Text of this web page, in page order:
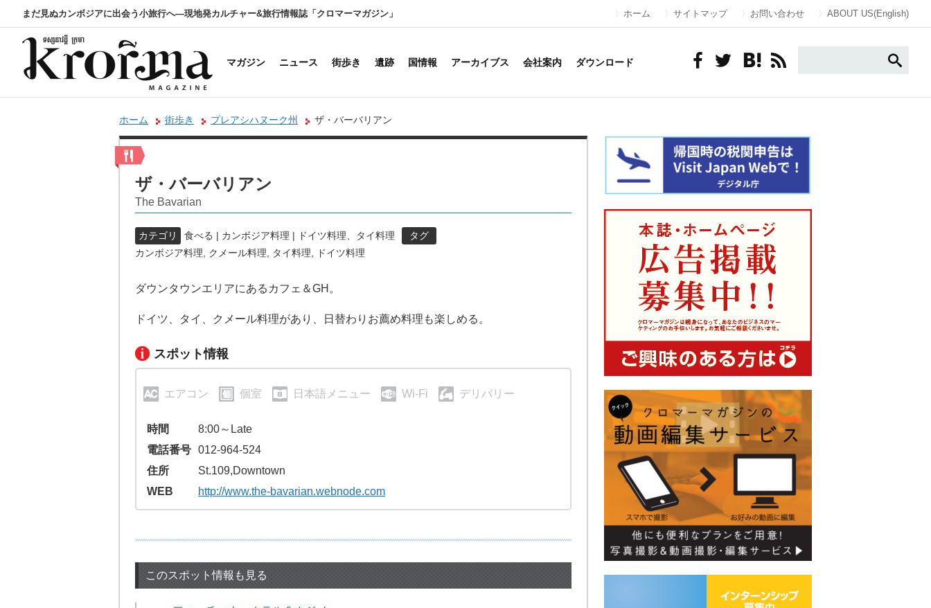
まだ見ぬカンボジアに出会う小旅行へ―現地発カルチャー&旅行情報誌「クロマーマガジン」 ホーム サイトマップ お問い合わせ ABOUT US(English)
マガジン ニュース 街歩き 遺跡 国情報 アーカイブス 会社案内 ダウンロード
ホーム 街歩き プレアシハヌーク州 ザ・バーバリアン
ザ・バーバリアン
The Bavarian
カテゴリ 食べる | カンボジア料理 | ドイツ料理、タイ料理
タグ
カンボジア料理
クメール料理 タイ料理 ドイツ料理
ダウンタウンエリアにあるカフェ＆GH。
ドイツ、タイ、クメール料理があり、日替わりお薦め料理も楽しめる。
スポット情報
エアコン 個室 日本語メニュー Wi-Fi デリバリー
時間
8:00～Late
電話番号 012-964-524
住所
St.109,Downtown
WEB
http://www.the-bavarian.webnode.com
このスポット情報も見る